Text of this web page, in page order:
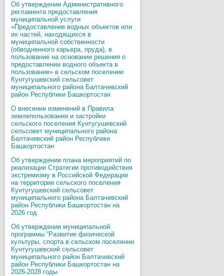
Об утверждении Административного
регламента предоставления
муниципальной услуги
«Предоставление водных объектов или
их частей, находящихся в
муниципальной собственности
(обводненного карьера, пруда), в
пользование на основании решения о
предоставлении водного объекта в
пользование» в сельском поселении
Кунтугушевский сельсовет
муниципального района Балтачевский
район Республики Башкортостан
О внесении изменений в Правила
землепользования и застройки
сельского поселения Кунтугушевский
сельсовет муниципального района
Балтачевский район Республики
Башкортостан
Об утверждении плана мероприятий по
реализации Стратегии противодействия
экстремизму в Российской Федерации
на территории сельского поселения
Кунтугушевский сельсовет
муниципального района Балтачевский
район Республики Башкортостан на
2026 год
Об утверждении муниципальной
программы “Развитие физической
культуры, спорта в сельском поселении
Кунтугушевский сельсовет
муниципального район Балтачевский
район Республики Башкортостан на
2026-2028 годы